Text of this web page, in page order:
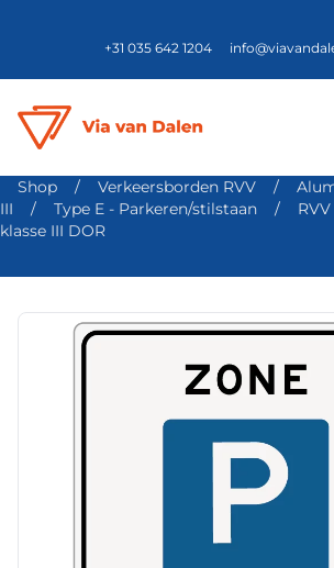
+31 035 642 1204
Shop / Verkeersborden RVV /
III
/ Type E - Parkeren/stilstaan /
klasse III DOR